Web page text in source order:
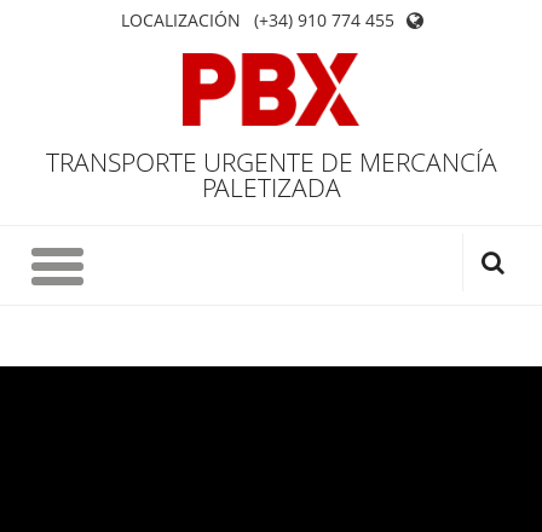
LOCALIZACIÓN (+34) 910 774 455
TRANSPORTE URGENTE DE MERCANCÍA
PALETIZADA